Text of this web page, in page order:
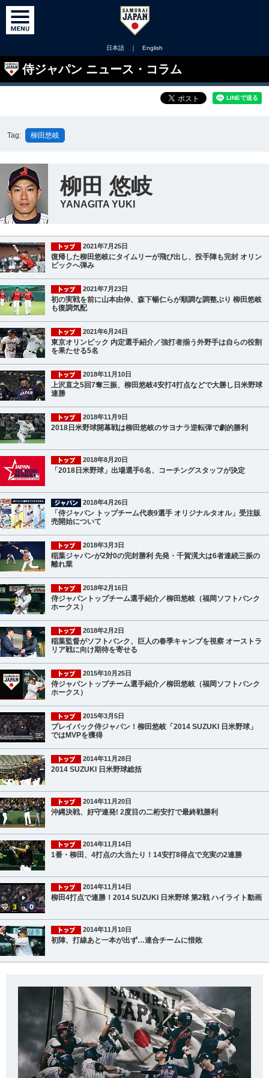
日本語 ｜ English
侍ジャパン ニュース・コラム
Tag: 柳田悠岐
柳田 悠岐
YANAGITA YUKI
2021年7月25日
復帰した柳田悠岐にタイムリーが飛び出し、投手陣も完封 オリン
ピックへ弾み
2021年7月23日
初の実戦を前に山本由伸、森下暢仁らが順調な調整ぶり 柳田悠岐
も復調気配
2021年6月24日
東京オリンピック 内定選手紹介／強打者揃う外野手は自らの役割
を果たせる5名
2018年11月10日
上沢直之5回7奪三振、柳田悠岐4安打4打点などで大勝し日米野球
連勝
2018年11月9日
2018日米野球開幕戦は柳田悠岐のサヨナラ逆転弾で劇的勝利
2018年8月20日
「2018日米野球」出場選手6名、コーチングスタッフが決定
2018年4月26日
「侍ジャパン トップチーム代表9選手 オリジナルタオル」受注販
売開始について
2018年3月3日
稲葉ジャパンが2対0の完封勝利 先発・千賀滉大は6者連続三振の
離れ業
2018年2月16日
侍ジャパントップチーム選手紹介／柳田悠岐（福岡ソフトバンク
ホークス）
2018年2月2日
稲葉監督がソフトバンク、巨人の春季キャンプを視察 オーストラ
リア戦に向け期待を寄せる
2015年10月25日
侍ジャパントップチーム選手紹介／柳田悠岐（福岡ソフトバンク
ホークス）
2015年3月5日
プレイバック侍ジャパン！柳田悠岐「2014 SUZUKI 日米野球」
ではMVPを獲得
2014年11月28日
2014 SUZUKI 日米野球総括
2014年11月20日
沖縄決戦、好守連発! 2度目の二桁安打で最終戦勝利
2014年11月14日
1番・柳田、4打点の大当たり！14安打8得点で充実の2連勝
2014年11月14日
柳田4打点で連勝！2014 SUZUKI 日米野球 第2戦 ハイライト動画
2014年11月10日
初陣、打線あと一本が出ず…連合チームに惜敗